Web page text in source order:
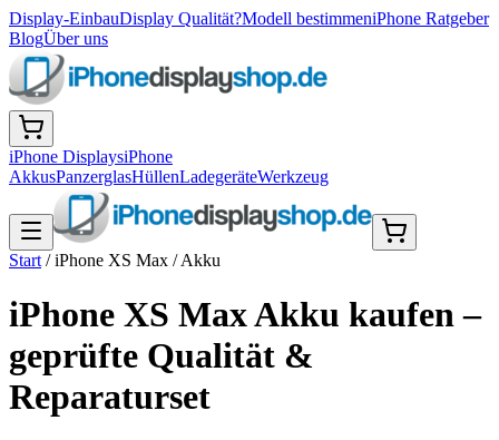
Display-EinbauDisplay Qualität?Modell bestimmeniPhone Ratgeber
BlogÜber uns
iPhone DisplaysiPhone
AkkusPanzerglasHüllenLadegeräteWerkzeug
Start /iPhone XS Max /Akku
iPhone XS Max Akku kaufen –
geprüfte Qualität &
Reparaturset